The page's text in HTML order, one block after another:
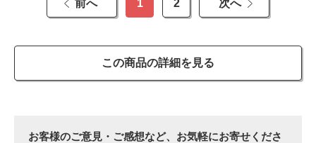
前へ 1 2 次へ
この商品の詳細を見る
お客様のご意見・ご感想など、お気軽にお寄せくださ